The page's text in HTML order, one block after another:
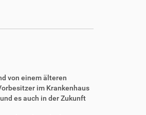
von einem älteren
im Krankenhaus
es auch in der Zukunft